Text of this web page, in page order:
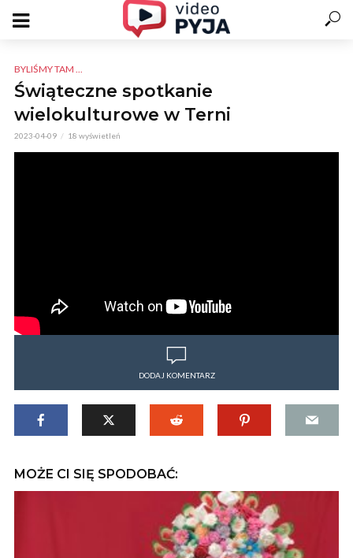
BYLIŚMY TAM ...
Świąteczne spotkanie
wielokulturowe w Terni
2023-04-09 18 wyświetleń
DODAJ KOMENTARZ
MOŻE CI SIĘ SPODOBAĆ: